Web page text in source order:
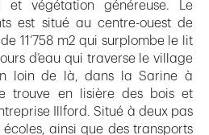
végétation généreuse. Le
est situé au centre-ouest de
11’758 m2 qui surplombe le lit
d’eau qui traverse le village
loin de là, dans la Sarine à
trouve en lisière des bois et
Illford. Situé à deux pas
ainsi que des transports